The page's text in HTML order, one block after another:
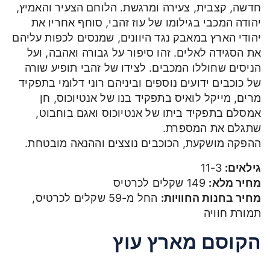
חדשה, קצבית, צעירה ומרגשת. הלוחם הצעיר והאמיץ,
יהודה המכבי בגילומו של עוז זהבי, סוחף אחריו את
יהודי הארץ במאבק נגד היוונים, שמנסים לכפות עליהם
את הסגידה לאלים. זהו סיפור על גבורה ואהבה, ועל
הניסים שחוללו המכבים. לצידו של זהבי תופיע שורה
של כוכבים ידועים נוספים וביניהם רוני דלומי בתפקיד
מרים, מייקל לואיס בתפקיד בנו של אנטיוכוס, חן
אמסלם בתפקיד ביתו של אנטיוכוס ואגם בוחבוט,
שתגלם את המספרת.
ההפקה מושקעת, הכוכבים נוצצים וההנאה מובטחת.
גילאים: 11-3
מחיר מלא:
מחיר בחנות החוויות:
החל מ-59 שקלים לכרטיס,
תמורת חוויה
הקוסם מארץ עוץ